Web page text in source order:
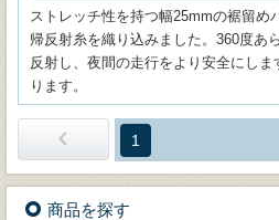
ストレッチ性を持つ幅25mmの裾留め
帰反射糸を織り込みました。360度あ
反射し、夜間の走行をより安全にし
ります。
1
商品を探す